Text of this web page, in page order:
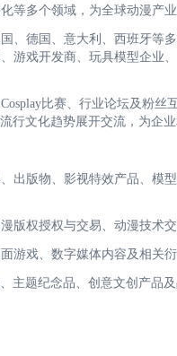
等多个领域，为全球动漫产
、德国、意大利、西班牙等
游戏开发商、玩具模型企业
比赛、行业论坛及粉
行文化趋势展开交流，为企
出版物、影视特效产品、模
版权授权与交易、动漫技术
游戏、数字媒体内容及相关
主题纪念品、创意文创产品